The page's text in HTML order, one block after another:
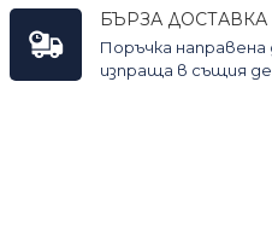
БЪРЗА ДОСТАВКА
Поръчка направена
изпраща в същия